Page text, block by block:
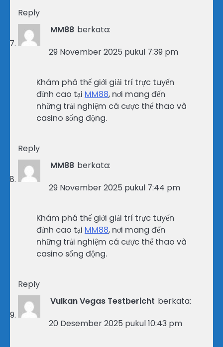
Reply
MM88 berkata:
29 November 2025 pukul 7:39 pm
Khám phá thế giới giải trí trực tuyến
đỉnh cao tại MM88, nơi mang đến
những trải nghiệm cá cược thể thao và
casino sống động.
Reply
MM88 berkata:
29 November 2025 pukul 7:44 pm
Khám phá thế giới giải trí trực tuyến
đỉnh cao tại MM88, nơi mang đến
những trải nghiệm cá cược thể thao và
casino sống động.
Reply
Vulkan Vegas Testbericht berkata:
20 Desember 2025 pukul 10:43 pm